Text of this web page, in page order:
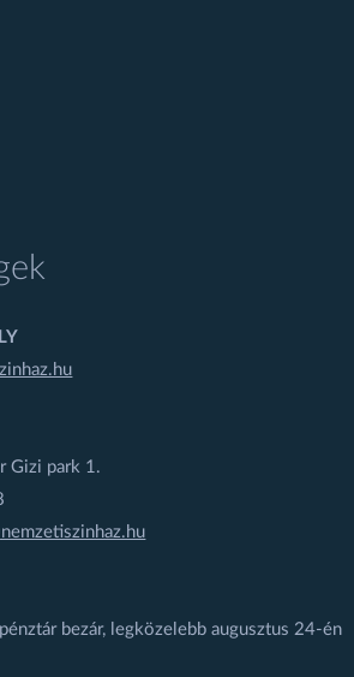
Gizi park 1.
bezár, legközelebb augusztus 24-én